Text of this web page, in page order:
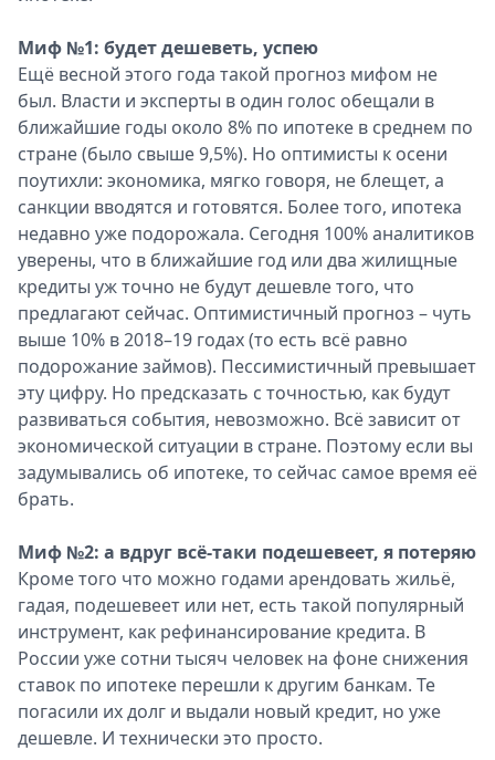
Миф №1: будет дешеветь, успею
Ещё весной этого года такой прогноз мифом не
был. Власти и эксперты в один голос обещали в
ближайшие годы около 8% по ипотеке в среднем по
стране (было свыше 9,5%). Но оптимисты к осени
поутихли: экономика, мягко говоря, не блещет, а
санкции вводятся и готовятся. Более того, ипотека
недавно уже подорожала. Сегодня 100% аналитиков
уверены, что в ближайшие год или два жилищные
кредиты уж точно не будут дешевле того, что
предлагают сейчас. Оптимистичный прогноз – чуть
выше 10% в 2018–19 годах (то есть всё равно
подорожание займов). Пессимистичный превышает
эту цифру. Но предсказать с точностью, как будут
развиваться события, невозможно. Всё зависит от
экономической ситуации в стране. Поэтому если вы
задумывались об ипотеке, то сейчас самое время её
брать.
Миф №2: а вдруг всё-таки подешевеет, я потеряю
Кроме того что можно годами арендовать жильё,
гадая, подешевеет или нет, есть такой популярный
инструмент, как рефинансирование кредита. В
России уже сотни тысяч человек на фоне снижения
ставок по ипотеке перешли к другим банкам. Те
погасили их долг и выдали новый кредит, но уже
дешевле. И технически это просто.